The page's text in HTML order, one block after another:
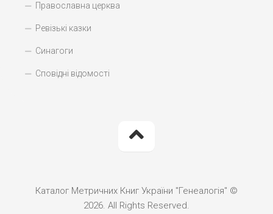
Православна церква
Ревізькі казки
Синагоги
Сповідні відомості
Каталог Метричних Книг України "Генеалогія" ©
2026. All Rights Reserved.